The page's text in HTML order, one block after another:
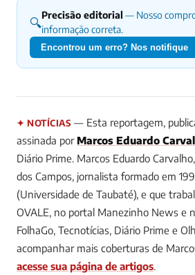
🔍Precisão editorial — Nosso
informação correta.
Encontrou um erro? Nos notifique
✦ NOTÍCIAS — Esta reportagem,
assinada por Marcos Eduardo
Diário Prime. Marcos Eduardo
dos Campos, jornalista formado em
(Universidade de Taubaté), e que
OVALE, no portal Manezinho News e
FolhaGo, Tecnotícias, Diário Prime e
acompanhar mais coberturas de
acesse sua página de artigos.